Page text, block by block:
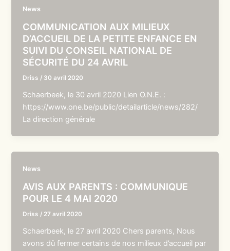
News
COMMUNICATION AUX MILIEUX
D’ACCUEIL DE LA PETITE ENFANCE EN
SUIVI DU CONSEIL NATIONAL DE
SÉCURITÉ DU 24 AVRIL
Driss / 30 avril 2020
Schaerbeek, le 30 avril 2020 Lien O.N.E. :
https://www.one.be/public/detailarticle/news/282/
La direction générale
News
AVIS AUX PARENTS : COMMUNIQUE
POUR LE 4 MAI 2020
Driss / 27 avril 2020
Schaerbeek, le 27 avril 2020 Chers parents, Nous
avons dû fermer certains de nos milieux d’accueil par